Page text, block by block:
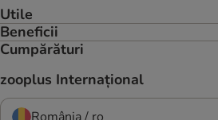
Utile
Beneficii
Cumpărături
zooplus Internațional